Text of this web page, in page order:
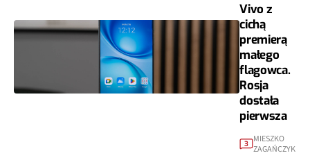
Vivo z
cichą
premierą
małego
flagowca.
Rosja
dostała
pierwsza
3
MIESZKO
ZAGAŃCZYK